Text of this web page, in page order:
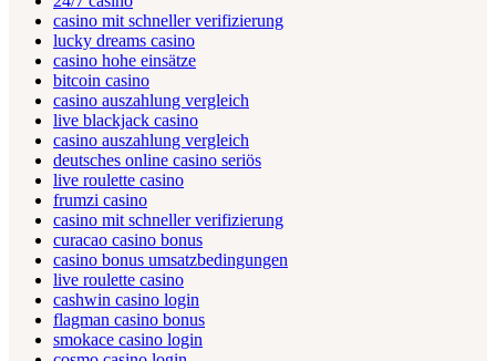
casino mit schneller verifizierung
lucky dreams casino
casino hohe einsätze
bitcoin casino
casino auszahlung vergleich
live blackjack casino
casino auszahlung vergleich
deutsches online casino seriös
live roulette casino
frumzi casino
casino mit schneller verifizierung
curacao casino bonus
casino bonus umsatzbedingungen
live roulette casino
cashwin casino login
flagman casino bonus
smokace casino login